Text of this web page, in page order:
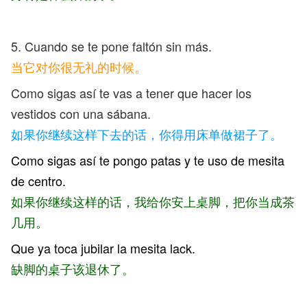
5. Cuando se te pone faltón sin más.
当它对你很无礼的时候。
Como sigas así te vas a tener que hacer los
vestidos con una sábana.
如果你继续这样下去的话，你得用床单做裙子了。
Como sigas así te pongo patas y te uso de mesita
de centro.
如果你继续这样的话，我给你安上桌脚，把你当成茶
几用。
Que ya toca jubilar la mesita lack.
缺脚的桌子该退休了。